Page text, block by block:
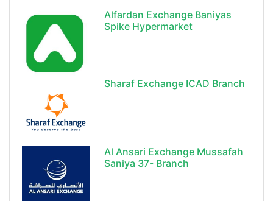
Alfardan Exchange Baniyas
Spike Hypermarket
Sharaf Exchange ICAD Branch
Al Ansari Exchange Mussafah
Saniya 37- Branch